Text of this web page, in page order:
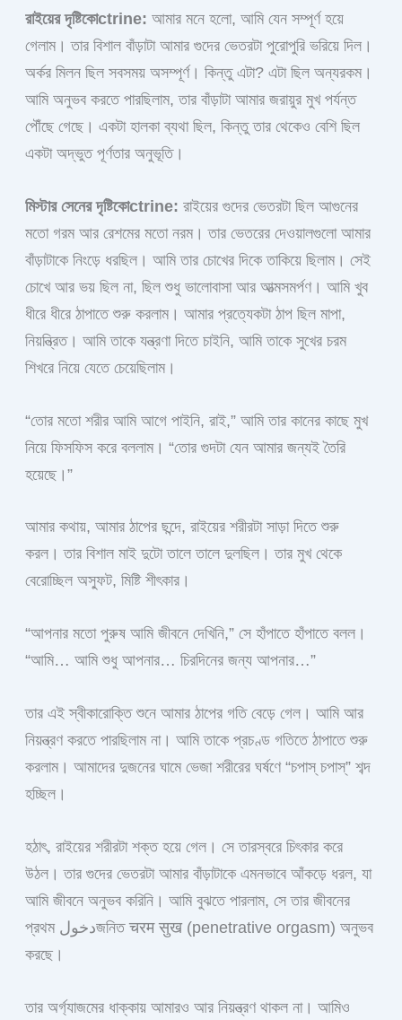
রাইয়ের দৃষ্টিকোctrine: আমার মনে হলো, আমি যেন সম্পূর্ণ হয়ে
গেলাম। তার বিশাল বাঁড়াটা আমার গুদের ভেতরটা পুরোপুরি ভরিয়ে দিল।
অর্কর মিলন ছিল সবসময় অসম্পূর্ণ। কিন্তু এটা? এটা ছিল অন্যরকম।
আমি অনুভব করতে পারছিলাম, তার বাঁড়াটা আমার জরায়ুর মুখ পর্যন্ত
পৌঁছে গেছে। একটা হালকা ব্যথা ছিল, কিন্তু তার থেকেও বেশি ছিল
একটা অদ্ভুত পূর্ণতার অনুভূতি।
মিস্টার সেনের দৃষ্টিকোctrine: রাইয়ের গুদের ভেতরটা ছিল আগুনের
মতো গরম আর রেশমের মতো নরম। তার ভেতরের দেওয়ালগুলো আমার
বাঁড়াটাকে নিংড়ে ধরছিল। আমি তার চোখের দিকে তাকিয়ে ছিলাম। সেই
চোখে আর ভয় ছিল না, ছিল শুধু ভালোবাসা আর আত্মসমর্পণ। আমি খুব
ধীরে ধীরে ঠাপাতে শুরু করলাম। আমার প্রত্যেকটা ঠাপ ছিল মাপা,
নিয়ন্ত্রিত। আমি তাকে যন্ত্রণা দিতে চাইনি, আমি তাকে সুখের চরম
শিখরে নিয়ে যেতে চেয়েছিলাম।
“তোর মতো শরীর আমি আগে পাইনি, রাই,” আমি তার কানের কাছে মুখ
নিয়ে ফিসফিস করে বললাম। “তোর গুদটা যেন আমার জন্যই তৈরি
হয়েছে।”
আমার কথায়, আমার ঠাপের ছন্দে, রাইয়ের শরীরটা সাড়া দিতে শুরু
করল। তার বিশাল মাই দুটো তালে তালে দুলছিল। তার মুখ থেকে
বেরোচ্ছিল অস্ফুট, মিষ্টি শীৎকার।
“আপনার মতো পুরুষ আমি জীবনে দেখিনি,” সে হাঁপাতে হাঁপাতে বলল।
“আমি… আমি শুধু আপনার… চিরদিনের জন্য আপনার…”
তার এই স্বীকারোক্তি শুনে আমার ঠাপের গতি বেড়ে গেল। আমি আর
নিয়ন্ত্রণ করতে পারছিলাম না। আমি তাকে প্রচণ্ড গতিতে ঠাপাতে শুরু
করলাম। আমাদের দুজনের ঘামে ভেজা শরীরের ঘর্ষণে “চপাস্ চপাস্” শব্দ
হচ্ছিল।
হঠাৎ, রাইয়ের শরীরটা শক্ত হয়ে গেল। সে তারস্বরে চিৎকার করে
উঠল। তার গুদের ভেতরটা আমার বাঁড়াটাকে এমনভাবে আঁকড়ে ধরল, যা
আমি জীবনে অনুভব করিনি। আমি বুঝতে পারলাম, সে তার জীবনের
প্রথম دخولজনিত चरम सुख (penetrative orgasm) অনুভব
করছে।
তার অর্গ্যাজমের ধাক্কায় আমারও আর নিয়ন্ত্রণ থাকল না। আমিও